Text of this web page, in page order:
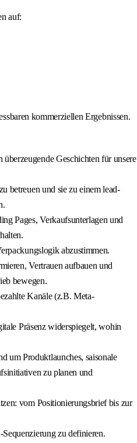
auf:
kommerziellen Ergebnissen.
Geschichten für unsere
betreuen und sie zu einem lead-
Pages, Verkaufsunterlagen und
abzustimmen.
Vertrauen aufbauen und
bewegen.
Kanäle (z.B. Meta-
Präsenz widerspiegelt, wohin
um Produktlaunches, saisonale
zu planen und
vom Positionierungsbrief bis zur
zu definieren.